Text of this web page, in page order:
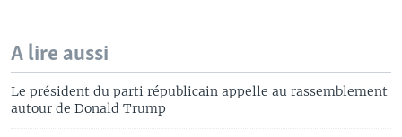
A lire aussi
Le président du parti républicain appelle au rassemblement
autour de Donald Trump